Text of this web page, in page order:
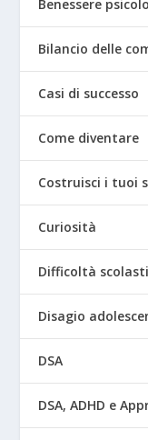
Benessere
Bilancio delle
Casi di successo
Come diventare
Costruisci i tuoi
Curiosità
Difficoltà
Disagio
DSA
DSA, ADHD e